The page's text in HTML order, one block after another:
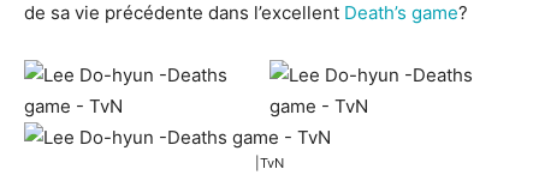
de sa vie précédente dans l’excellent Death’s game?
|TvN